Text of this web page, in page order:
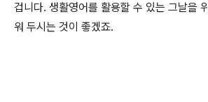
겁니다. 생활영어를 활용할 수 있는 그날을
워 두시는 것이 좋겠죠.